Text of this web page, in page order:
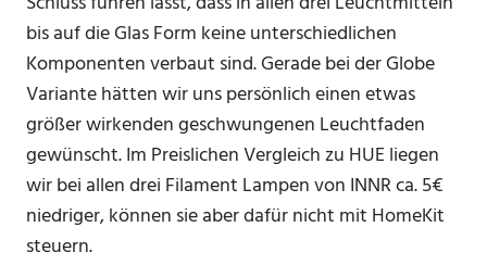
bis auf die Glas Form keine unterschiedlichen
Komponenten verbaut sind. Gerade bei der Globe
Variante hätten wir uns persönlich einen etwas
größer wirkenden geschwungenen Leuchtfaden
gewünscht. Im Preislichen Vergleich zu HUE liegen
wir bei allen drei Filament Lampen von INNR ca. 5€
niedriger, können sie aber dafür nicht mit HomeKit
steuern.